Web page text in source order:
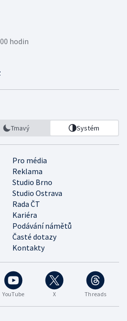
hodin
Tmavý Systém
Pro média
Reklama
Studio Brno
Studio Ostrava
Rada ČT
Kariéra
Podávání námětů
Časté dotazy
Kontakty
YouTube X Threads